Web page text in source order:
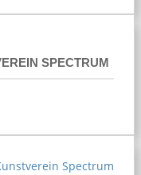
SPECTRUM
Spectrum